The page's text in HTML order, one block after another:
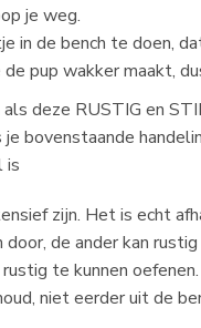
je weg.
in de bench te doen,
pup wakker maakt,
deze RUSTIG en
bovenstaande
is
zijn. Het is echt
de ander kan
te kunnen oefenen.
niet eerder uit de